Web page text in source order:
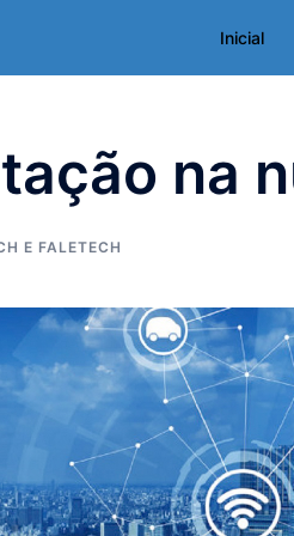
Inicial
na
E FALETECH